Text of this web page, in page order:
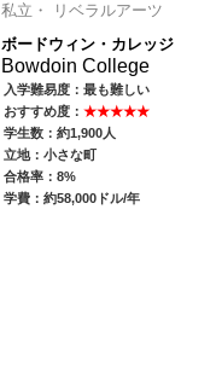
私立・ リベラルアーツ
ボードウィン・カレッジ
Bowdoin College
入学難易度：最も難しい
おすすめ度： ★★★★★
学生数：約1,900人
立地：小さな町
合格率：8%
学費：約58,000ドル/年